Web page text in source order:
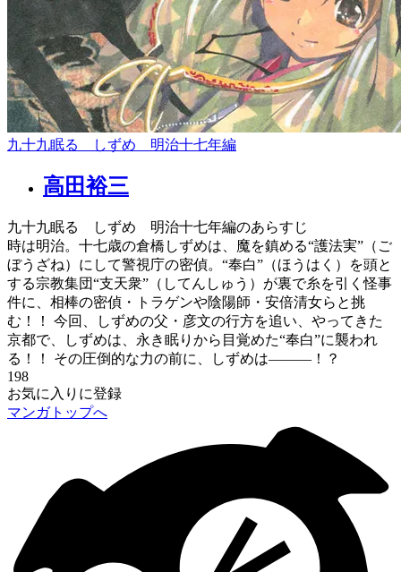
九十九眠る しずめ 明治十七年編
高田裕三
九十九眠る しずめ 明治十七年編のあらすじ
時は明治。十七歳の倉橋しずめは、魔を鎮める“護法実”（ご
ぼうざね）にして警視庁の密偵。“奉白”（ほうはく）を頭と
する宗教集団“支天衆”（してんしゅう）が裏で糸を引く怪事
件に、相棒の密偵・トラゲンや陰陽師・安倍清女らと挑
む！！ 今回、しずめの父・彦文の行方を追い、やってきた
京都で、しずめは、永き眠りから目覚めた“奉白”に襲われ
る！！ その圧倒的な力の前に、しずめは―――！？
198
お気に入りに登録
マンガトップへ